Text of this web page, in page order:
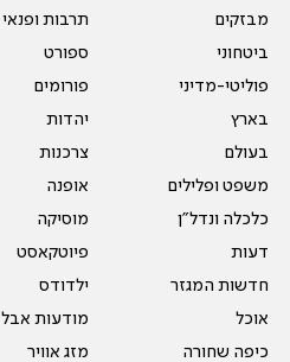
מבזקים
ביטחוני
פוליטי-מדיני
בארץ
בעולם
משפט ופלילים
כלכלה ונדל"ן
דעות
חדשות המגזר
אוכל
כיפה שחורה
תרבות ופנאי
ספורט
פורומים
יהדות
צרכנות
אופנה
מוסיקה
פיוטקאסט
ילדודס
מודעות אבל
מזג אוויר